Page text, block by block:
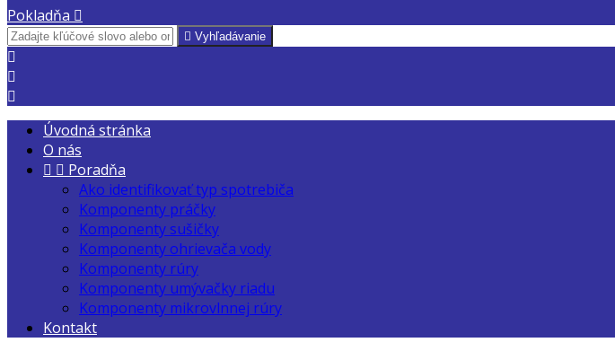
Pokladňa 
 Vyhľadávanie



Úvodná stránka
O nás
  Poradňa
Ako identifikovať typ spotrebiča
Komponenty práčky
Komponenty sušičky
Komponenty ohrievača vody
Komponenty rúry
Komponenty umývačky riadu
Komponenty mikrovlnnej rúry
Kontakt